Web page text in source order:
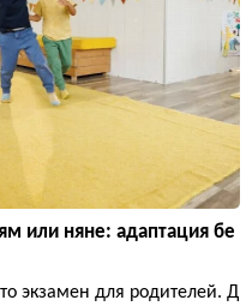
или няне: адаптация бе
экзамен для родителей. Д